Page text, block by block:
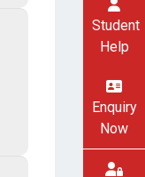
Student
Help
Enquiry
Now